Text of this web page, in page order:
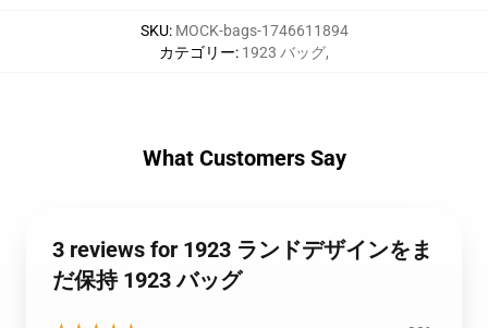
SKU: MOCK-bags-1746611894
カテゴリー: 1923 バッグ,
What Customers Say
3 reviews for 1923 ランドデザインをま
だ保持 1923 バッグ